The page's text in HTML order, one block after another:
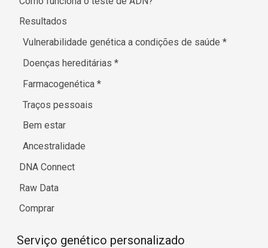
Resultados
Vulnerabilidade genética a condições de saúde*
Doenças hereditárias*
Farmacogenética*
Traços pessoais
Bem estar
Ancestralidade
DNA Connect
Raw Data
Comprar
Serviço genético personalizado